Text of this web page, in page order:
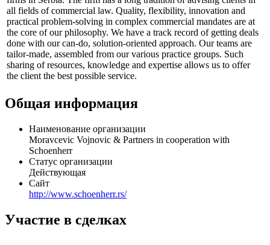
Moravcevic Vojnovic & Partners in cooperation with Schoenherr is
an established and distinguished corporate law firm with an
extensive international network and is one of the top corporate law
firms in Serbia. The firm has a long tradition of advising clients in
all fields of commercial law. Quality, flexibility, innovation and
practical problem-solving in complex commercial mandates are at
the core of our philosophy. We have a track record of getting deals
done with our can-do, solution-oriented approach. Our teams are
tailor-made, assembled from our various practice groups. Such
sharing of resources, knowledge and expertise allows us to offer
Общая информация
Наименование организации
Moravcevic Vojnovic & Partners in cooperation with
Schoenherr
Статус организации
Сайт